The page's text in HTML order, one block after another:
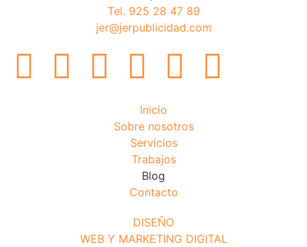
Tel. 925 28 47 89
jer@jerpublicidad.com
Inicio
Sobre nosotros
Servicios
Trabajos
Blog
Contacto
DISEÑO
WEB Y MARKETING DIGITAL